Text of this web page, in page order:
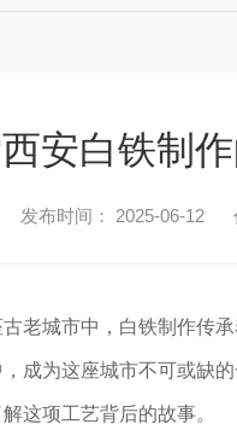
安白铁制
发布时间： 2025-06-12
老城市中，白铁制作传
成为这座城市不可或缺
这项工艺背后的故事。